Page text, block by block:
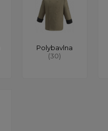
Polybavlna
(30)